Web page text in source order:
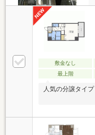
敷金なし
最上階
人気の分譲タイプ